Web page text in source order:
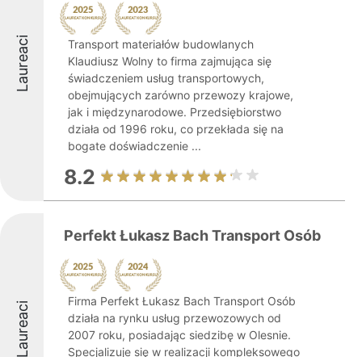
Laureaci
Transport materiałów budowlanych
Klaudiusz Wolny to firma zajmująca się
świadczeniem usług transportowych,
obejmujących zarówno przewozy krajowe,
jak i międzynarodowe. Przedsiębiorstwo
działa od 1996 roku, co przekłada się na
bogate doświadczenie ...
8.2
Laureaci
Perfekt Łukasz Bach Transport Osób
Firma Perfekt Łukasz Bach Transport Osób
działa na rynku usług przewozowych od
2007 roku, posiadając siedzibę w Olesnie.
Specjalizuje się w realizacji kompleksowego